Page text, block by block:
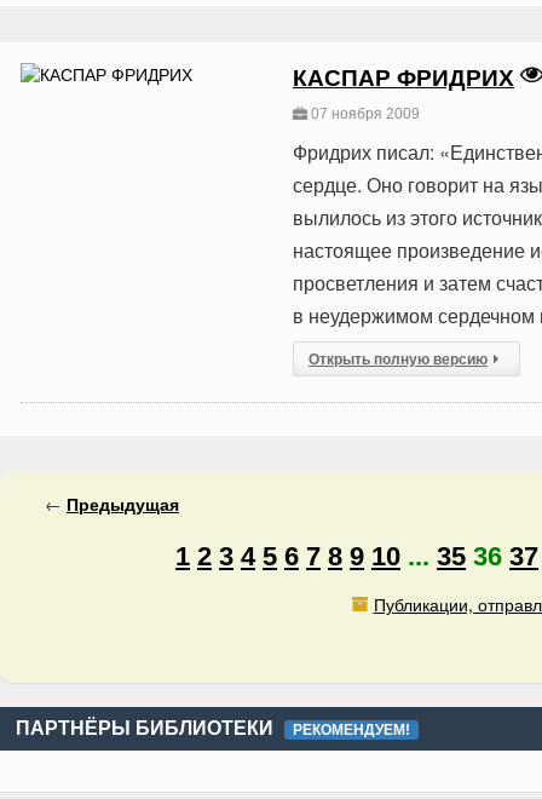
КАСПАР ФРИДРИХ
07 ноября 2009
Фридрих писал:
сердце. Оно говорит на
вылилось из этого
настоящее произведение
просветления и затем
в неудержимом
Открыть полную версию
← Предыдущая
1 2 3 4 5 6 7 8 9 10 ... 35 36 37
Публикации,
ПАРТНЁРЫ БИБЛИОТЕКИ РЕКОМЕНДУЕМ!